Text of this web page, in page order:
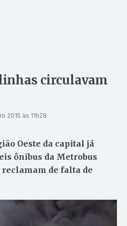
circulavam
2015 às 11h28
Oeste da capital já
ônibus da Metrobus
de falta de